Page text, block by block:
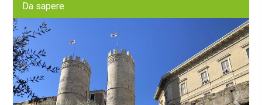
Da sapere